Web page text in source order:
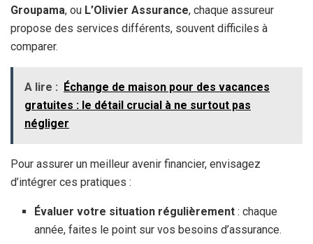
Groupama, ou L’Olivier Assurance, chaque assureur
propose des services différents, souvent difficiles à
comparer.
A lire :
Échange de maison pour des vacances
gratuites : le détail crucial à ne surtout pas
négliger
Pour assurer un meilleur avenir financier, envisagez
d’intégrer ces pratiques :
Évaluer votre situation régulièrement : chaque
année, faites le point sur vos besoins d’assurance.